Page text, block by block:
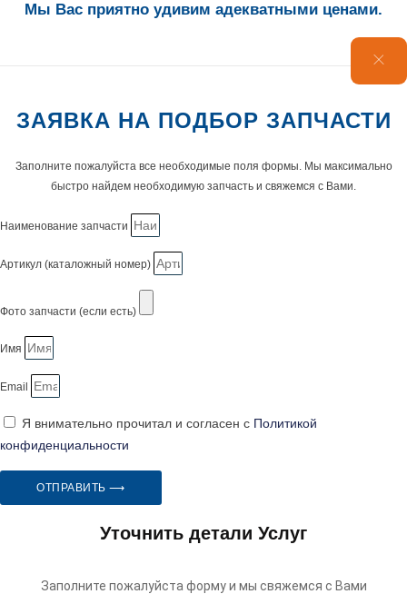
Мы Вас приятно удивим адекватными ценами.
ЗАЯВКА НА ПОДБОР ЗАПЧАСТИ
Заполните пожалуйста все необходимые поля формы. Мы максимально
быстро найдем необходимую запчасть и свяжемся с Вами.
Наименование запчасти
Артикул (каталожный номер)
Фото запчасти (если есть)
Имя
Email
Я внимательно прочитал и согласен с Политикой
конфиденциальности
ОТПРАВИТЬ ⟶
Уточнить детали Услуг
Заполните пожалуйста форму и мы свяжемся с Вами